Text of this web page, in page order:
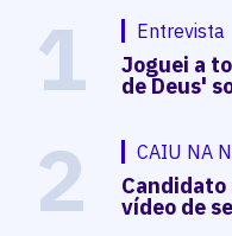
1 Entrevista
Joguei a
de Deus'
2 CAIU NA
vídeo de